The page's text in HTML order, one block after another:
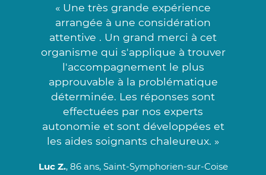
« Une très grande expérience
arrangée à une considération
attentive . Un grand merci à cet
organisme qui s'applique à trouver
l'accompagnement le plus
approuvable à la problématique
déterminée. Les réponses sont
effectuées par nos experts
autonomie et sont développées et
les aides soignants chaleureux. »
Luc Z., 86 ans, Saint-Symphorien-sur-Coise